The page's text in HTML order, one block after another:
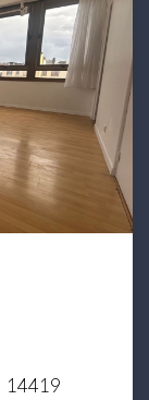
14419